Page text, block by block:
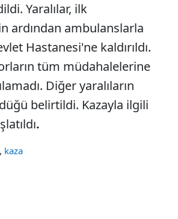
Yaralılar, ilk
ardından ambulanslarla
Hastanesi'ne kaldırıldı.
tüm müdahalelerine
Diğer yaralıların
belirtildi. Kazayla ilgili
.
, kaza